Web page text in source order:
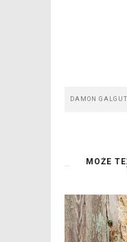
DAMON GALGUT
MOŻE